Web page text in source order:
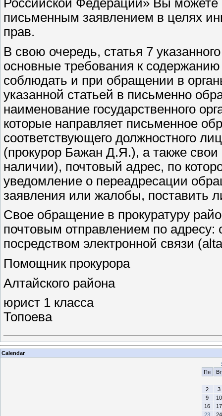
Российской Федерации» Вы можете
письменным заявлением в целях
прав.
В свою очередь, статья 7
основные требования к
соблюдать и при обращении в
указанной статьей в письменно
наименование государственного
которые направляет письменное
соответствующего должностного
(прокурор Бажан Д.Я.), а также
наличии), почтовый адрес, по
уведомление о переадресации
заявления или жалобы, поставить
Свое обращение в прокуратуру
почтовым отправлением по
посредством электронной связи
Помощник прокурора
Алтайского района
юрист 1
Топоева
Calendar
Пн
Вт
2
3
9
10
16
17
23
24